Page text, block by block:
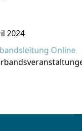
2024
Online